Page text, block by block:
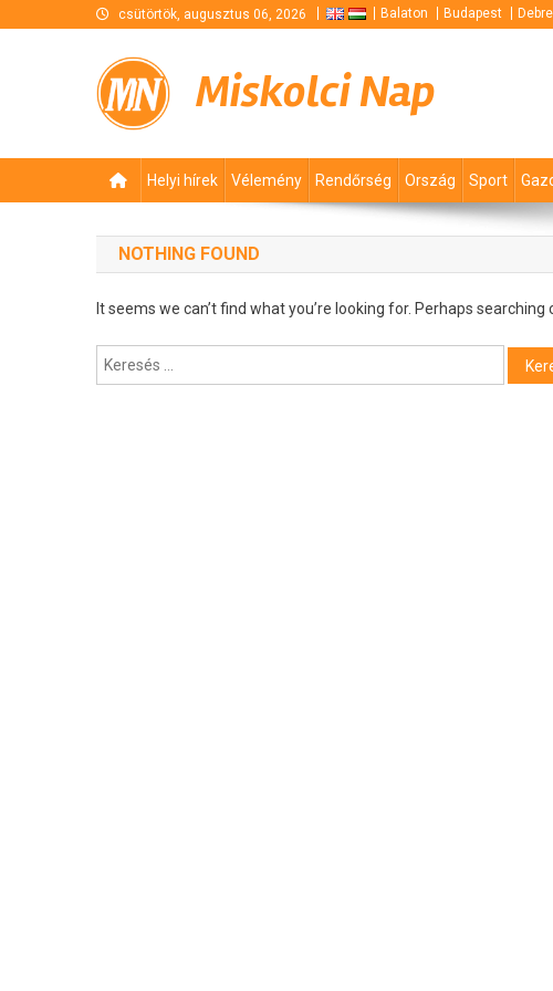
csütörtök, augusztus 06, 2026 Balaton Budapest
Miskolci Nap
Helyi hírek Vélemény Rendőrség Ország Sport
NOTHING FOUND
It seems we can’t find what you’re looking for. Perhaps searching
Keresés: